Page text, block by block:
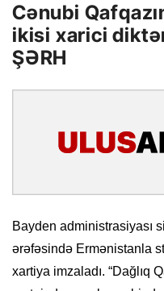
Cənubi
ikisi xarici
ŞƏRH
Bayden administrasiyası
ərəfəsində Ermənistanla
xartiya imzaladı. “Dağlıq